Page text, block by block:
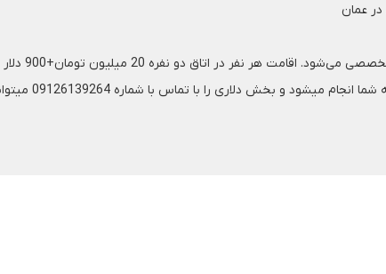
در عمان
هر نفر در اتاق دو نفره 20 میلیون تومان+900 دلار
با تماس با شماره 09126139264 میتوانید تا قبل از سفر تکمیل کنید.